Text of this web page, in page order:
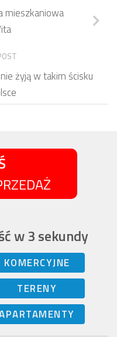
mieszkaniowa
żyją w takim ścisku
w 3 sekundy
KOMERCYJNE
TERENY